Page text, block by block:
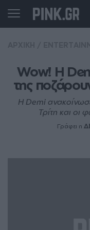
Wow! Η
της
Η Demi
Τρίτη και οι
Γράφει η